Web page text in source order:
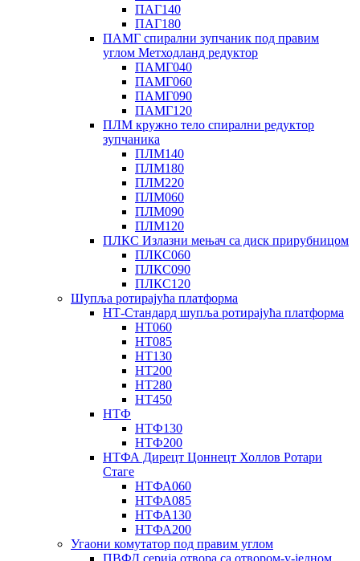
ПАГ140
ПАГ180
ПАМГ спирални зупчаник под правим
углом Метходланд редуктор
ПАМГ040
ПАМГ060
ПАМГ090
ПАМГ120
ПЛМ кружно тело спирални редуктор
зупчаника
ПЛМ140
ПЛМ180
ПЛМ220
ПЛМ060
ПЛМ090
ПЛМ120
ПЛКС Излазни мењач са диск прирубницом
ПЛКС060
ПЛКС090
ПЛКС120
Шупља ротирајућа платформа
НТ-Стандард шупља ротирајућа платформа
НТ060
НТ085
НТ130
НТ200
НТ280
НТ450
НТФ
НТФ130
НТФ200
НТФА Дирецт Цоннецт Холлов Ротари
Стаге
НТФА060
НТФА085
НТФА130
НТФА200
Угаони комутатор под правим углом
ПВФД серија отвора са отвором-у-једном